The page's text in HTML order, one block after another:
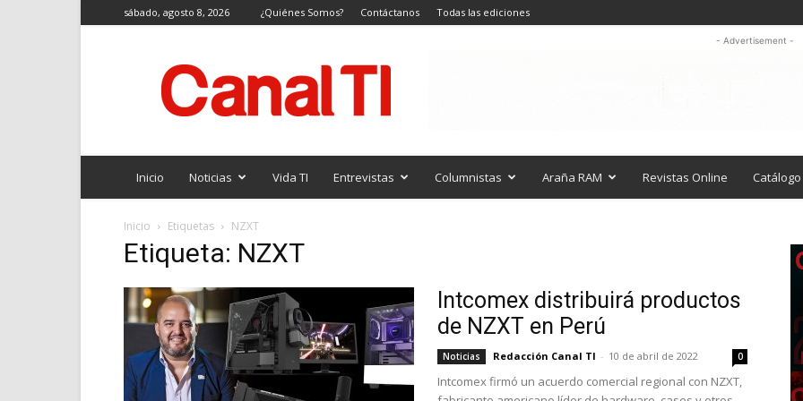
sábado, agosto 8, 2026 ¿Quiénes Somos? Contáctanos Todas las ediciones
TI
- Advertisement -
Inicio Noticias Vida TI Entrevistas Columnistas Araña RAM Revistas Online Catálogo
Inicio Etiquetas NZXT
Etiqueta: NZXT
Intcomex distribuirá productos
de NZXT en Perú
Noticias Redacción Canal TI - 10 de abril de 2022 0
Intcomex firmó un acuerdo comercial regional con NZXT,